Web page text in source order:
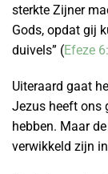
sterkte Zijner
Gods, opdat gij
duivels” (Efeze
Uiteraard gaat
Jezus heeft ons
hebben. Maar
verwikkeld zijn